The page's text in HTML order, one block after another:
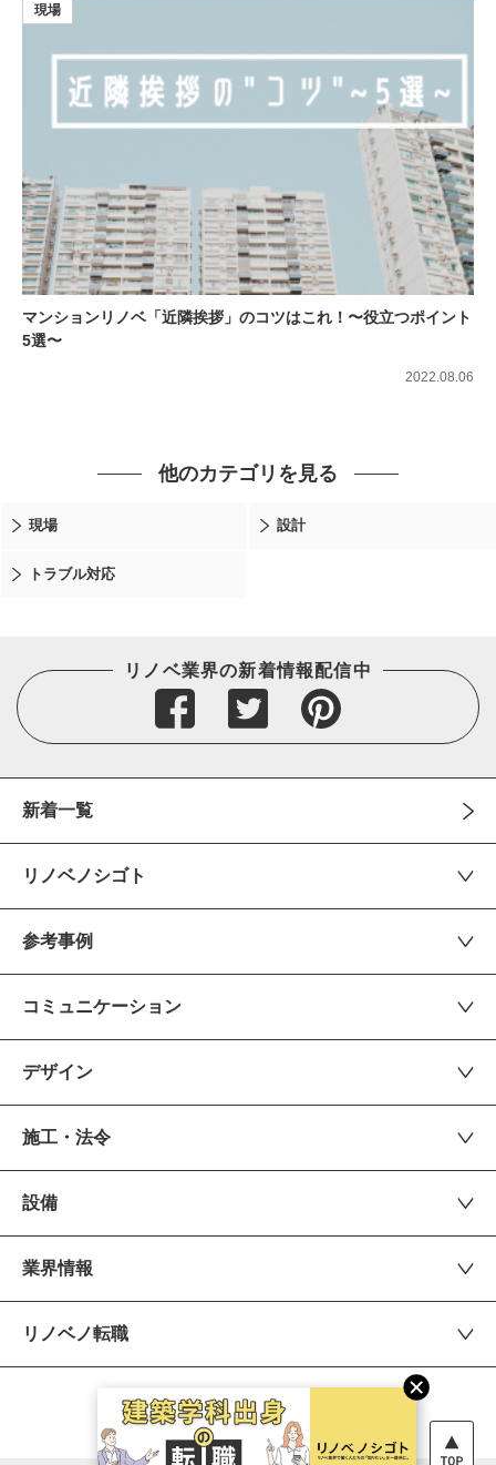
マンションリノベ「近隣挨拶」のコツはこれ！〜役立つポイント
5選〜
現場
2022.08.06
他のカテゴリを見る
現場 設計
トラブル対応
リノベ業界の新着情報配信中
新着一覧
リノベノシゴト
参考事例
コミュニケーション
デザイン
施工・法令
設備
業界情報
リノベノ転職